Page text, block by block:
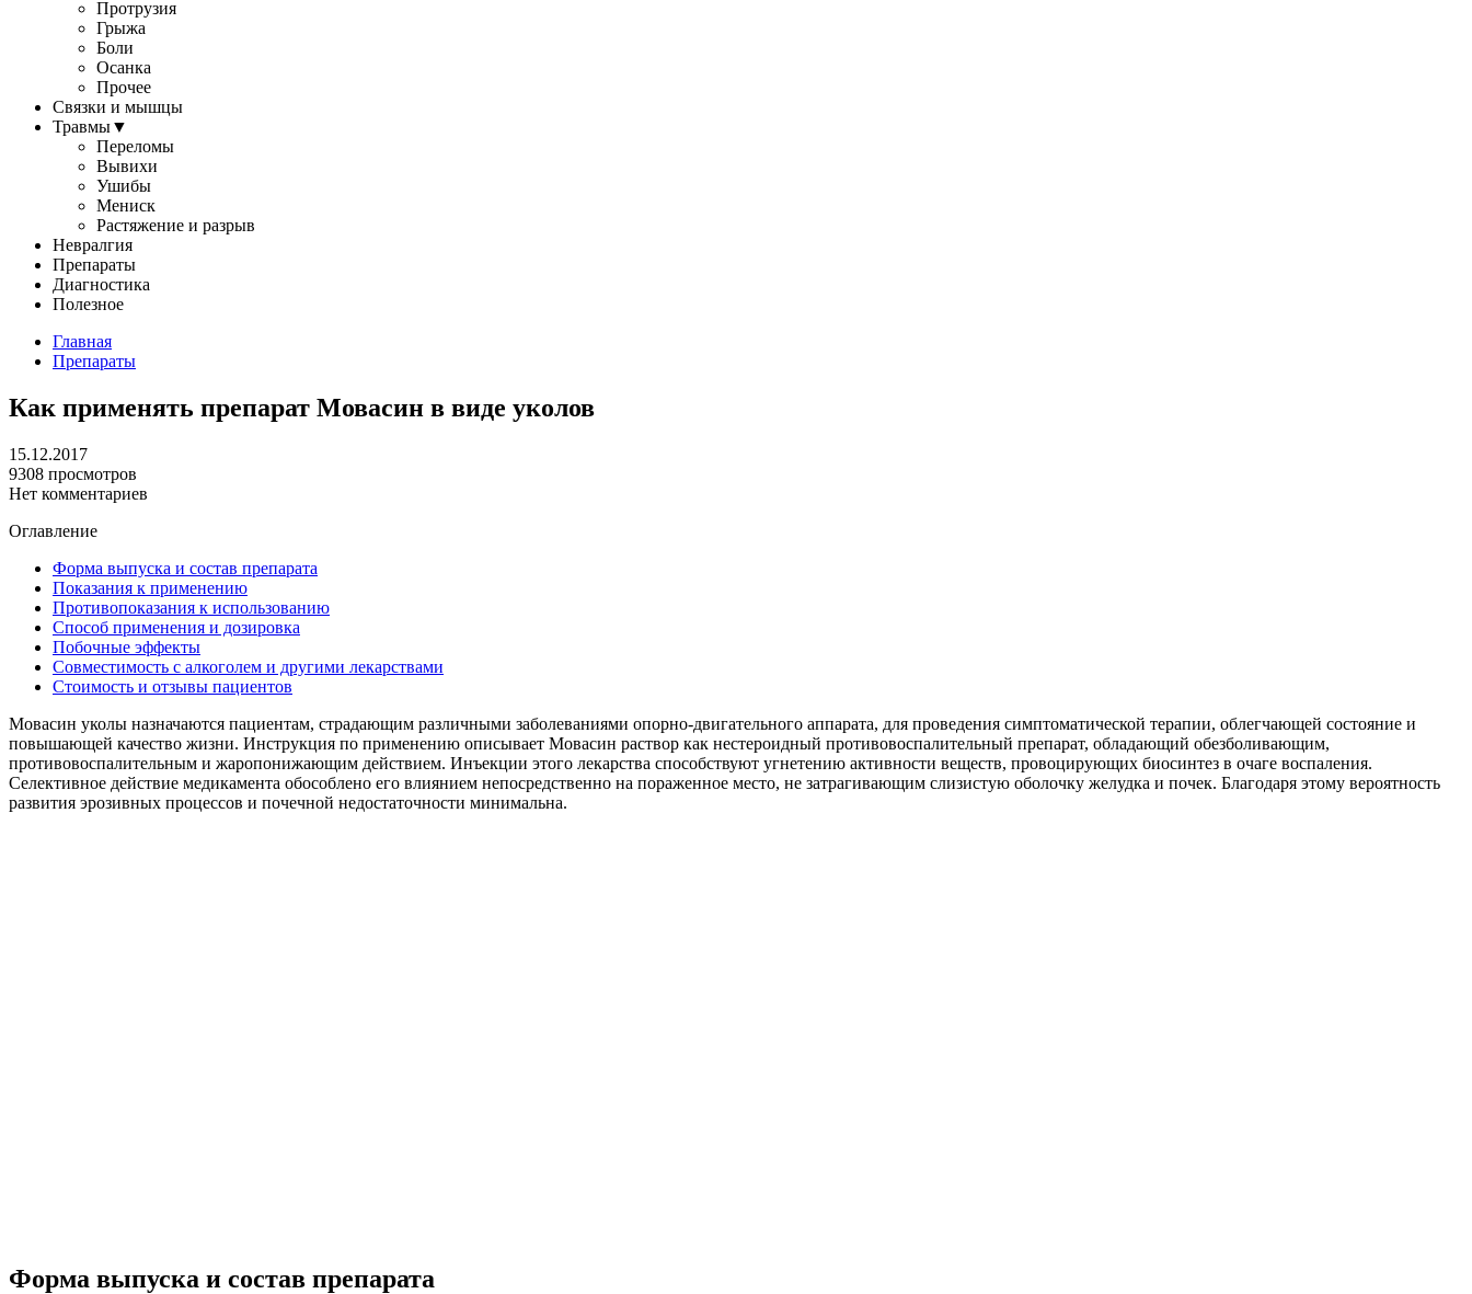
Протрузия
Грыжа
Боли
Осанка
Прочее
Связки и мышцы
Травмы▼
Переломы
Вывихи
Ушибы
Мениск
Растяжение и разрыв
Невралгия
Препараты
Диагностика
Полезное
Главная
Препараты
Как применять препарат Мовасин в виде уколов
15.12.2017
9308 просмотров
Нет комментариев
Оглавление
Форма выпуска и состав препарата
Показания к применению
Противопоказания к использованию
Способ применения и дозировка
Побочные эффекты
Совместимость с алкоголем и другими лекарствами
Стоимость и отзывы пациентов
Мовасин уколы назначаются пациентам, страдающим различными заболеваниями опорно-двигательного аппарата, для проведения симптоматической терапии, облегчающей состояние и
повышающей качество жизни. Инструкция по применению описывает Мовасин раствор как нестероидный противовоспалительный препарат, обладающий обезболивающим,
противовоспалительным и жаропонижающим действием. Инъекции этого лекарства способствуют угнетению активности веществ, провоцирующих биосинтез в очаге воспаления.
Селективное действие медикамента обособлено его влиянием непосредственно на пораженное место, не затрагивающим слизистую оболочку желудка и почек. Благодаря этому вероятность
развития эрозивных процессов и почечной недостаточности минимальна.
Форма выпуска и состав препарата